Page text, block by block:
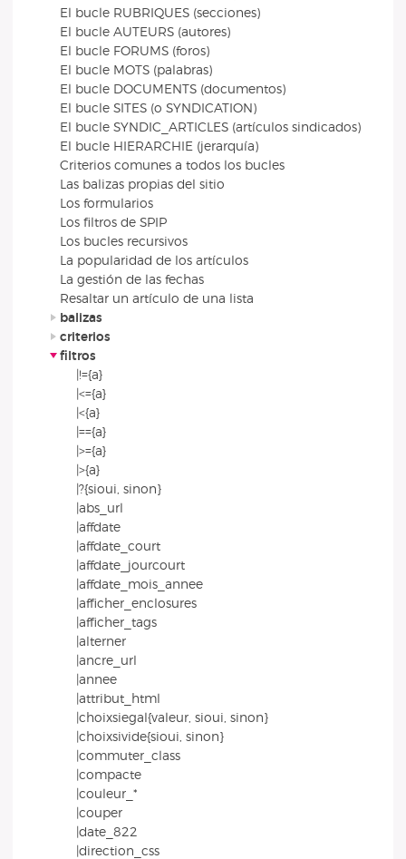
El bucle RUBRIQUES (secciones)
El bucle AUTEURS (autores)
El bucle FORUMS (foros)
El bucle MOTS (palabras)
El bucle DOCUMENTS (documentos)
El bucle SITES (o SYNDICATION)
El bucle SYNDIC_ARTICLES (artículos sindicados)
El bucle HIERARCHIE (jerarquía)
Criterios comunes a todos los bucles
Las balizas propias del sitio
Los formularios
Los filtros de SPIP
Los bucles recursivos
La popularidad de los artículos
La gestión de las fechas
Resaltar un artículo de una lista
balizas
criterios
filtros
|!={a}
|<={a}
|<{a}
|=={a}
|>={a}
|>{a}
|?{sioui, sinon}
|abs_url
|affdate
|affdate_court
|affdate_jourcourt
|affdate_mois_annee
|afficher_enclosures
|afficher_tags
|alterner
|ancre_url
|annee
|attribut_html
|choixsiegal{valeur, sioui, sinon}
|choixsivide{sioui, sinon}
|commuter_class
|compacte
|couleur_*
|couper
|date_822
|direction_css